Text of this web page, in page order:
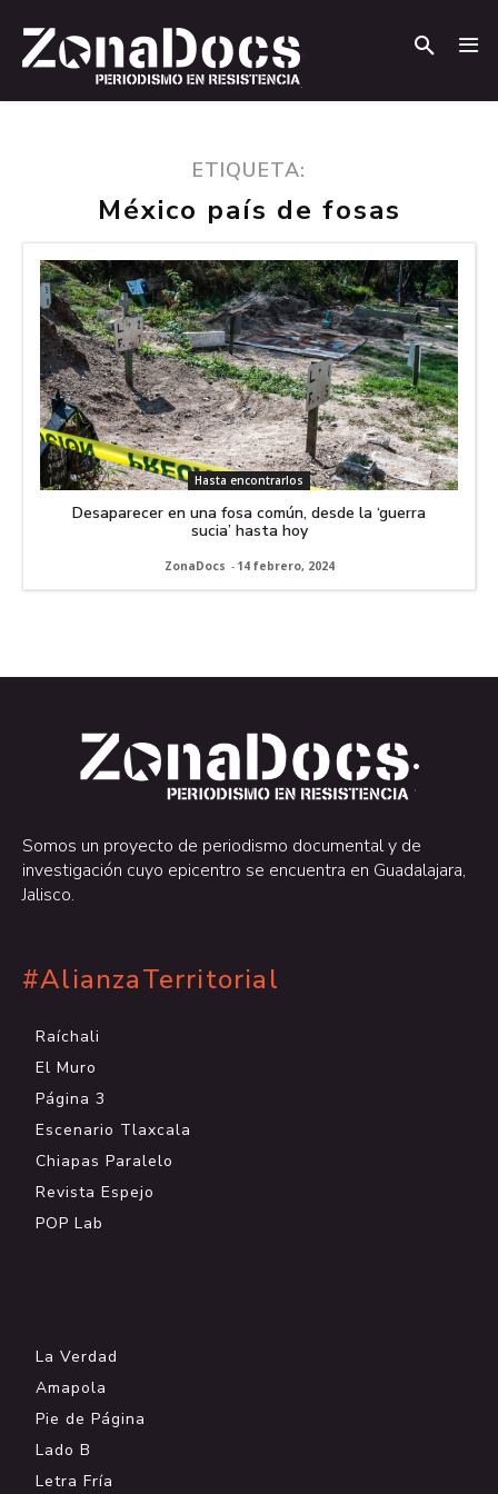
ETIQUETA:
México país de fosas
Hasta encontrarlos
Desaparecer en una fosa común, desde la ‘guerra
sucia’ hasta hoy
ZonaDocs - 14 febrero, 2024
.
.
Somos un proyecto de periodismo documental y de
investigación cuyo epicentro se encuentra en Guadalajara,
Jalisco.
#AlianzaTerritorial
Raíchali
El Muro
Página 3
Escenario Tlaxcala
Chiapas Paralelo
Revista Espejo
POP Lab
La Verdad
Amapola
Pie de Página
Lado B
Letra Fría